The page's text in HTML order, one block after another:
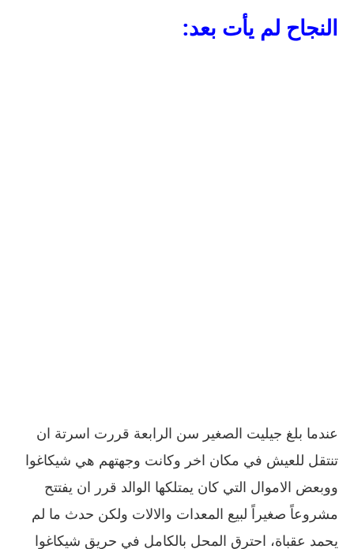
النجاح لم يأت بعد:
عندما بلغ جيليت الصغير سن الرابعة قررت اسرتة ان
تنتقل للعيش في مكان اخر وكانت وجهتهم هي شيكاغوا
ووبعض الاموال التي كان يمتلكها الوالد قرر ان يفتتح
مشروعاً صغيراً لبيع المعدات والالات ولكن حدث ما لم
يحمد عقباة، احترق المحل بالكامل في حريق شيكاغوا